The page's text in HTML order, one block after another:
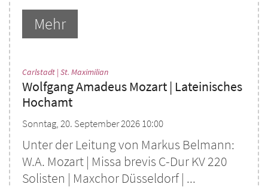
Mehr
Carlstadt | St. Maximilian:
Wolfgang Amadeus Mozart | Lateinisches
Hochamt
Sonntag, 20. September 2026 10:00
Unter der Leitung von Markus Belmann:
W.A. Mozart | Missa brevis C-Dur KV 220
Solisten | Maxchor Düsseldorf | ...